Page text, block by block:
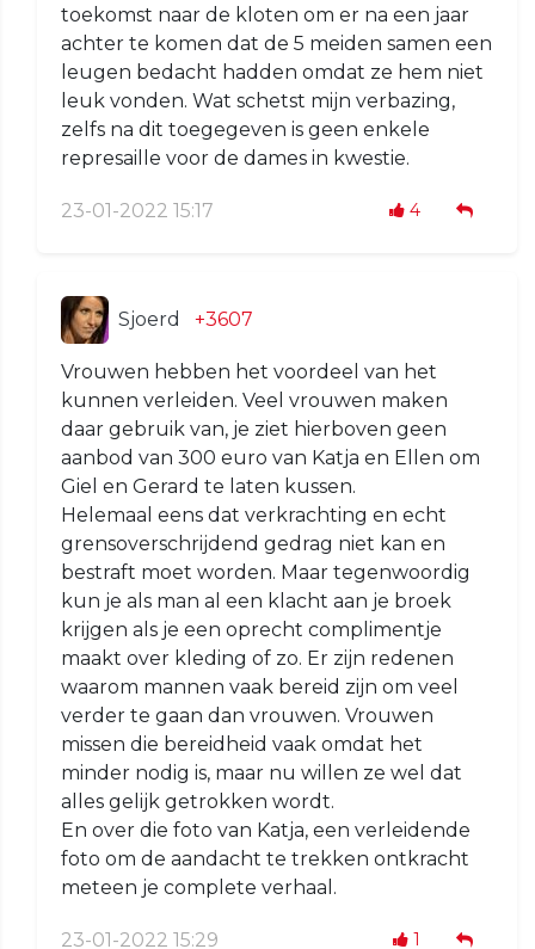
toekomst naar de kloten om er na een jaar
achter te komen dat de 5 meiden samen een
leugen bedacht hadden omdat ze hem niet
leuk vonden. Wat schetst mijn verbazing,
zelfs na dit toegegeven is geen enkele
represaille voor de dames in kwestie.
23-01-2022 15:17 4
Sjoerd +3607
Vrouwen hebben het voordeel van het
kunnen verleiden. Veel vrouwen maken
daar gebruik van, je ziet hierboven geen
aanbod van 300 euro van Katja en Ellen om
Giel en Gerard te laten kussen.
Helemaal eens dat verkrachting en echt
grensoverschrijdend gedrag niet kan en
bestraft moet worden. Maar tegenwoordig
kun je als man al een klacht aan je broek
krijgen als je een oprecht complimentje
maakt over kleding of zo. Er zijn redenen
waarom mannen vaak bereid zijn om veel
verder te gaan dan vrouwen. Vrouwen
missen die bereidheid vaak omdat het
minder nodig is, maar nu willen ze wel dat
alles gelijk getrokken wordt.
En over die foto van Katja, een verleidende
foto om de aandacht te trekken ontkracht
meteen je complete verhaal.
23-01-2022 15:29 1